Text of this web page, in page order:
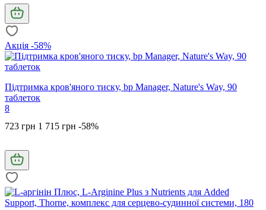
Акція -58%
Підтримка кров'яного тиску, bp Manager, Nature's Way, 90
таблеток
8
723 грн 1 715 грн -58%